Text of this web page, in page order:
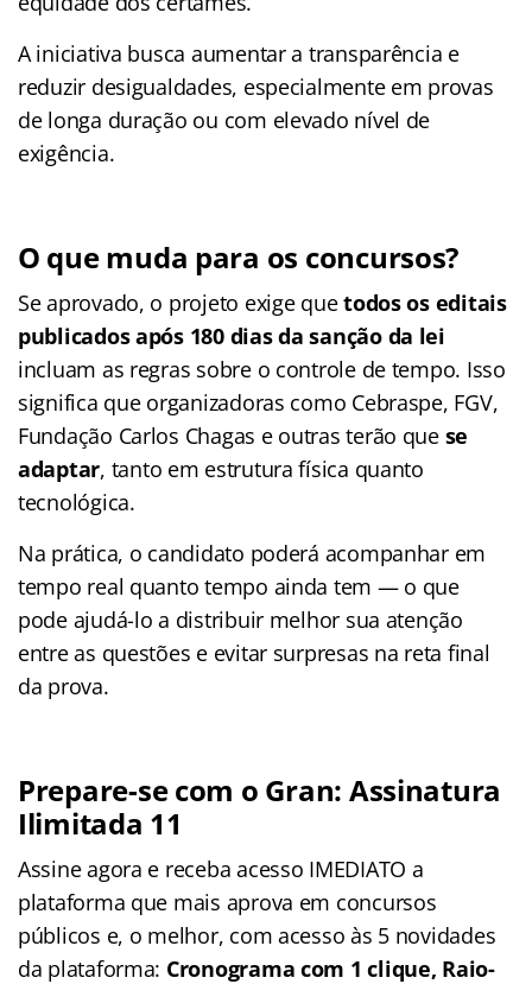
A iniciativa busca aumentar a transparência e
reduzir desigualdades, especialmente em provas
de longa duração ou com elevado nível de
exigência.
O que muda para os concursos?
Se aprovado, o projeto exige quetodos os editais
publicados após 180 dias da sanção da lei
incluam as regras sobre o controle de tempo. Isso
significa que organizadoras como Cebraspe, FGV,
Fundação Carlos Chagas e outras terão que se
adaptar, tanto em estrutura física quanto
tecnológica.
Na prática, o candidato poderá acompanhar em
tempo real quanto tempo ainda tem — o que
pode ajudá-lo a distribuir melhor sua atenção
entre as questões e evitar surpresas na reta final
da prova.
Prepare-se com o Gran: Assinatura
Ilimitada 11
Assine agora e receba acesso IMEDIATO a
plataforma que mais aprova em concursos
públicos e, o melhor, com acesso às 5 novidades
da plataforma: Cronograma com 1 clique, Raio-